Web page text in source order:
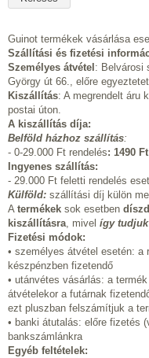
Guinot termékek vásárlása
Szállítási és fizetési
Személyes átvétel : Belvárosi
György út 66., előre
Kiszállítás: A megrendelt áru
postai úton.
A kiszállítás díja:
Belföld házhoz szállítás:
- 0-29.000 Ft rendelés: 1490 Ft
Ingyenes szállítás:
- 29.000 Ft feletti rendelés
Külföld: szállítási díj külön
A termékek sok esetben
kiszállításra, mivel így tudjuk
Fizetési módok:
• személyes átvétel esetén: a
készpénzben fizetendő
• utánvétes vásárlás: a
átvételekor a futárnak
ezt pluszban felszámítjuk a
• banki átutalás: előre fizetés
bankszámlánkra
Egyéb feltételek: